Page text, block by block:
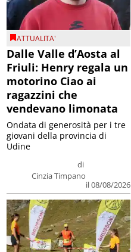
ATTUALITA'
Dalle Valle d’Aosta al
Friuli: Henry regala un
motorino Ciao ai
ragazzini che
vendevano limonata
di
Cinzia Timpano
il 08/08/2026
Ondata di generosità per i tre
giovani della provincia di
Udine